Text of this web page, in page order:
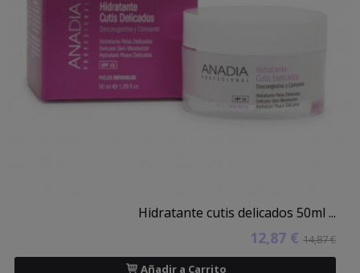
Hidratante cutis delicados 50ml ...
12,87 € 14,87 €
Añadir a Carrito